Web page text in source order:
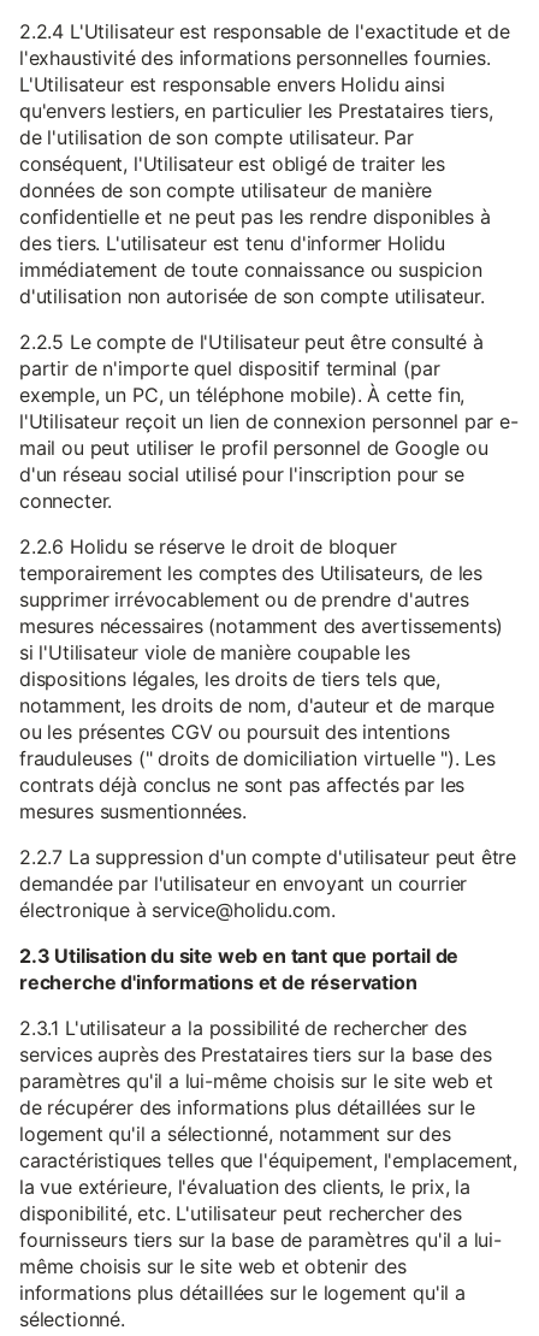
2.2.4 L'Utilisateur est responsable de l'exactitude et de
l'exhaustivité des informations personnelles fournies.
L'Utilisateur est responsable envers Holidu ainsi
qu'envers lestiers, en particulier les Prestataires tiers,
de l'utilisation de son compte utilisateur. Par
conséquent, l'Utilisateur est obligé de traiter les
données de son compte utilisateur de manière
confidentielle et ne peut pas les rendre disponibles à
des tiers. L'utilisateur est tenu d'informer Holidu
immédiatement de toute connaissance ou suspicion
d'utilisation non autorisée de son compte utilisateur.
2.2.5 Le compte de l'Utilisateur peut être consulté à
partir de n'importe quel dispositif terminal (par
exemple, un PC, un téléphone mobile). À cette fin,
l'Utilisateur reçoit un lien de connexion personnel par e-
mail ou peut utiliser le profil personnel de Google ou
d'un réseau social utilisé pour l'inscription pour se
connecter.
2.2.6 Holidu se réserve le droit de bloquer
temporairement les comptes des Utilisateurs, de les
supprimer irrévocablement ou de prendre d'autres
mesures nécessaires (notamment des avertissements)
si l'Utilisateur viole de manière coupable les
dispositions légales, les droits de tiers tels que,
notamment, les droits de nom, d'auteur et de marque
ou les présentes CGV ou poursuit des intentions
frauduleuses (" droits de domiciliation virtuelle "). Les
contrats déjà conclus ne sont pas affectés par les
mesures susmentionnées.
2.2.7 La suppression d'un compte d'utilisateur peut être
demandée par l'utilisateur en envoyant un courrier
électronique à service@holidu.com.
2.3 Utilisation du site web en tant que portail de
recherche d'informations et de réservation
2.3.1 L'utilisateur a la possibilité de rechercher des
services auprès des Prestataires tiers sur la base des
paramètres qu'il a lui-même choisis sur le site web et
de récupérer des informations plus détaillées sur le
logement qu'il a sélectionné, notamment sur des
caractéristiques telles que l'équipement, l'emplacement,
la vue extérieure, l'évaluation des clients, le prix, la
disponibilité, etc. L'utilisateur peut rechercher des
fournisseurs tiers sur la base de paramètres qu'il a lui-
même choisis sur le site web et obtenir des
informations plus détaillées sur le logement qu'il a
sélectionné.